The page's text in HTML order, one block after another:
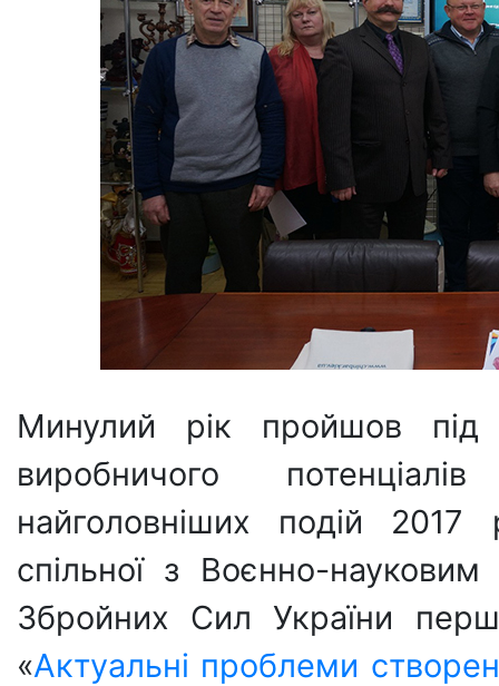
Минулий рік пройшов під
виробничого
найголовніших подій 2017
спільної з Воєнно-
Збройних Сил України
«Актуальні проблеми